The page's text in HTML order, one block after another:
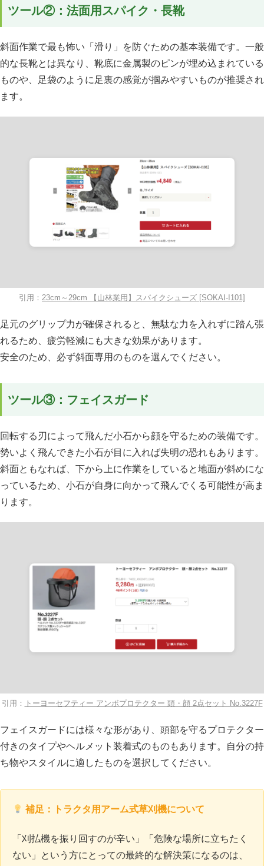
ツール②：法面用スパイク・長靴
斜面作業で最も怖い「滑り」を防ぐための基本装備です。一般
的な長靴とは異なり、靴底に金属製のピンが埋め込まれている
ものや、足袋のように足裏の感覚が掴みやすいものが推奨され
ます。
引用： 23cm～29cm 【山林業用】スパイクシューズ [SOKAI-I101]
足元のグリップ力が確保されると、無駄な力を入れずに踏ん張
れるため、疲労軽減にも大きな効果があります。
安全のため、必ず斜面専用のものを選んでください。
ツール③：フェイスガード
回転する刃によって飛んだ小石から顔を守るための装備です。
勢いよく飛んできた小石が目に入れば失明の恐れもあります。
斜面ともなれば、下から上に作業をしていると地面が斜めにな
っているため、小石が自身に向かって飛んでくる可能性が高ま
ります。
引用： トーヨーセフティー アンボプロテクター 頭・顔 2点セット No.3227F
フェイスガードには様々な形があり、頭部を守るプロテクター
付きのタイプやヘルメット装着式のものもあります。自分の持
ち物やスタイルに適したものを選択してください。
補足：トラクタ用アーム式草刈機について
「刈払機を振り回すのが辛い」「危険な場所に立ちたく
ない」という方にとっての最終的な解決策になるのは、